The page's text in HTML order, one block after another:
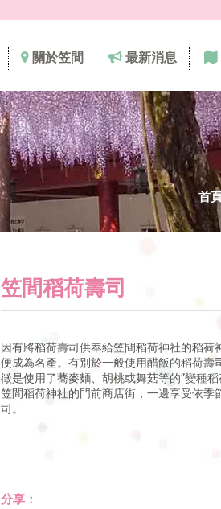
關於笠間 最新消息
首
笠間稻荷壽司
因有將稻荷壽司供奉給笠間稻荷神社的稻荷
便成為名產。有別於一般使用醋飯的稻荷壽
徵是使用了蕎麥麵、胡桃或舞菇等的”變種
笠間稻荷神社的門前商店街，一邊享受依季
司。
分享：